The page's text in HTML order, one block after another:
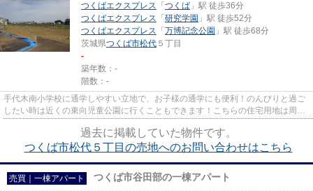
つくばエクスプレス 「 つくば 」駅 徒歩36分
つくばエクスプレス 「 研究学園 」駅 徒歩52分
つくばエクスプレス 「 万博記念公園 」駅 徒歩68分
茨城県つくば市松代 ５丁目
-
築年数：-
階数：-
手代木南小学校に通学しやすい立地で、お子様の通学にも便利！のんびりと過ご
したい時は近くの東向児童公園に行くこともできます！こちらの住宅用地は周囲
過去に掲載していた物件です。
つくば市松代５丁目の売地へのお問い合わせはこちら
売買｜一棟アパート つくば市谷田部の一棟アパート